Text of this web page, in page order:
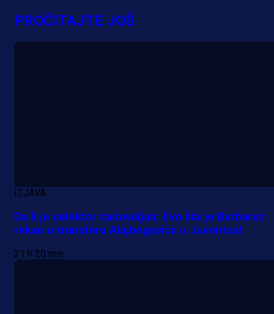
A Selekcija
Lukić seli u Bundesligu? Dva
PROČITAJTE JOŠ
IZJAVA
Da li je selektor zadovoljan: Evo šta je Barbarez
rekao o transferu Alajbegovića u Juventus!
21 h 20 min